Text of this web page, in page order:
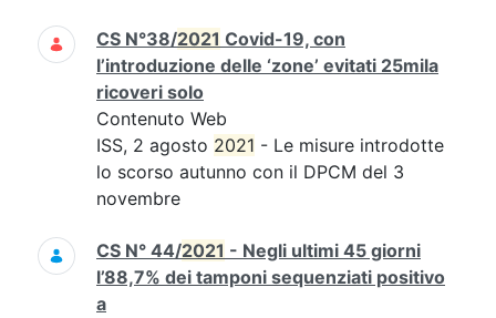
CS N°38/2021 Covid-19, con
l’introduzione delle ‘zone’ evitati 25mila
ricoveri solo
Contenuto Web
ISS, 2 agosto 2021 - Le misure introdotte
lo scorso autunno con il DPCM del 3
novembre
CS N° 44/2021 - Negli ultimi 45 giorni
l’88,7% dei tamponi sequenziati positivo
a